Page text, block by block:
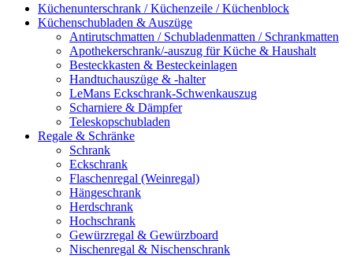
Küchenunterschrank / Küchenzeile / Küchenblock
Küchenschubladen & Auszüge
Antirutschmatten / Schubladenmatten / Schrankmatten
Apothekerschrank/-auszug für Küche & Haushalt
Besteckkasten & Besteckeinlagen
Handtuchauszüge & -halter
LeMans Eckschrank-Schwenkauszug
Scharniere & Dämpfer
Teleskopschubladen
Regale & Schränke
Schrank
Eckschrank
Flaschenregal (Weinregal)
Hängeschrank
Herdschrank
Hochschrank
Gewürzregal & Gewürzboard
Nischenregal & Nischenschrank